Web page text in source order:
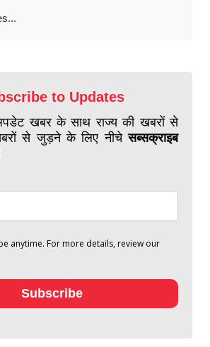
to Updates
खबर के साथ राज्य की खबरों से
से जुड़ने के लिए नीचेसब्सक्राइब
anytime. For more details, review our
Subscribe